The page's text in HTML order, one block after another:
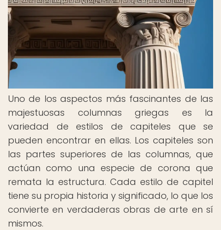
Uno de los aspectos más fascinantes de las
majestuosas columnas griegas es la
variedad de estilos de capiteles que se
pueden encontrar en ellas. Los capiteles son
las partes superiores de las columnas, que
actúan como una especie de corona que
remata la estructura. Cada estilo de capitel
tiene su propia historia y significado, lo que los
convierte en verdaderas obras de arte en sí
mismos.